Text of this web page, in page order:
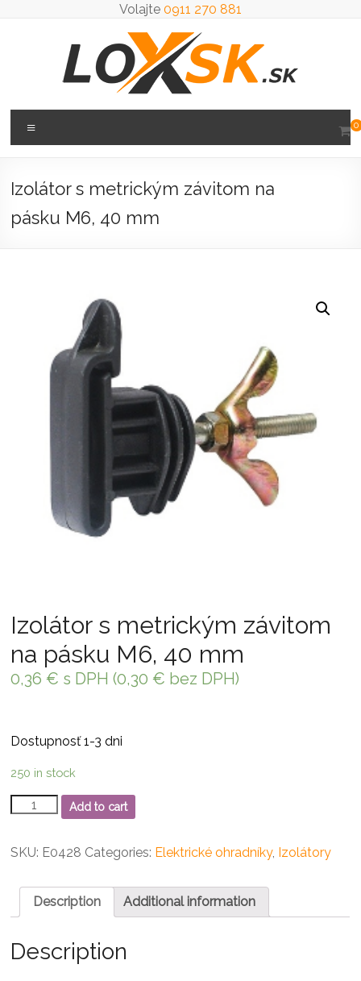
Volajte 0911 270 881
Loxsk
predaj
0
Izolátor s metrickým závitom na
pásku M6, 40 mm
Izolátor s metrickým závitom
na pásku M6, 40 mm
0,36 € s DPH (0,30 € bez DPH)
Dostupnosť 1-3 dni
250 in stock
Izolátor
s
závitom
40
quantity
Add to cart
SKU: E0428 Categories: Elektrické ohradníky, Izolátory
Description Additional information
Description